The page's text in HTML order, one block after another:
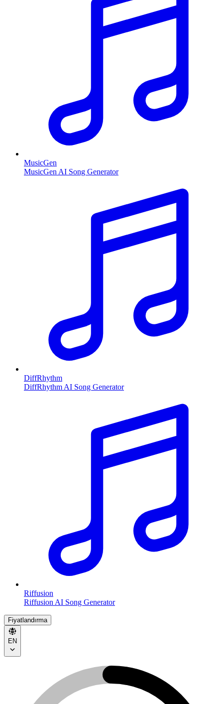
MusicGen
MusicGen AI Song Generator
DiffRhythm
DiffRhythm AI Song Generator
Riffusion
Riffusion AI Song Generator
Fiyatlandırma
EN